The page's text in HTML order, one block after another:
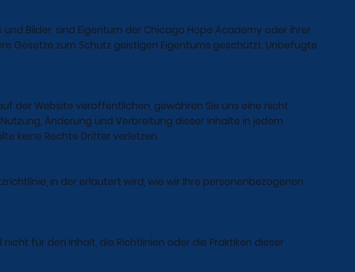
Bilder, sind Eigentum der Chicago Hope Academy oder ihrer
Gesetze zum Schutz geistigen Eigentums geschützt. Unbefugte
der Website veröffentlichen, gewähren Sie uns eine nicht
Änderung und Verbreitung dieser Inhalte in jedem
keine Rechte Dritter verletzen.
in der erläutert wird, wie wir Ihre personenbezogenen
für den Inhalt, die Richtlinien oder die Praktiken dieser